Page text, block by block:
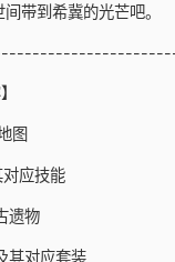
带到希冀的光芒吧。
图
应技能
遗物
其对应套装